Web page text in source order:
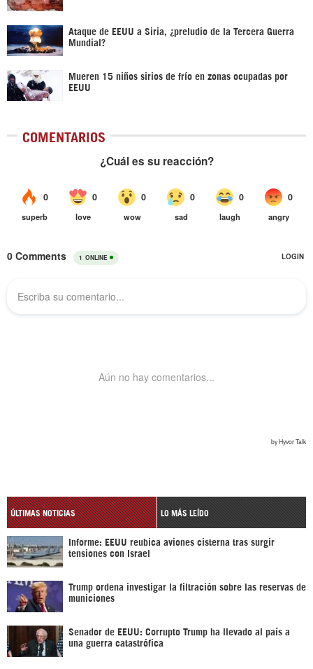
Ataque de EEUU a Siria, ¿preludio de la Tercera Guerra
Mundial?
Mueren 15 niños sirios de frío en zonas ocupadas por
EEUU
COMENTARIOS
ÚLTIMAS NOTICIAS LO MÁS LEÍDO
Informe: EEUU reubica aviones cisterna tras surgir
tensiones con Israel
Trump ordena investigar la filtración sobre las reservas de
municiones
Senador de EEUU: Corrupto Trump ha llevado al país a
una guerra catastrófica